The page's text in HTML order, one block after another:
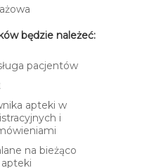
będzie należeć:
pacjentów
apteki w
i
na bieżąco